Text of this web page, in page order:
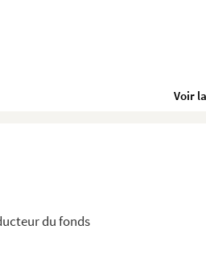
du fonds